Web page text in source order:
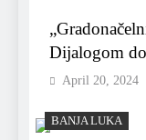
Dijalogom
April 20, 2024
BANJA LUKA